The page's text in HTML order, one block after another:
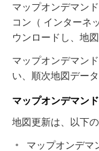
マップオンデマン
コン（ インターネ
ウンロードし、地
マップオンデマン
い、順次地図デー
マップオンデマン
地図更新は、以下
マップオンデマ